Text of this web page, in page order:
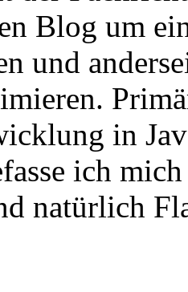
Blog um
und
in
ich
natürlich